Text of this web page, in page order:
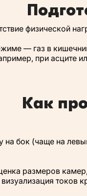
физической
— газ в
при асците
Как
на бок (чаще на
размеров
токов